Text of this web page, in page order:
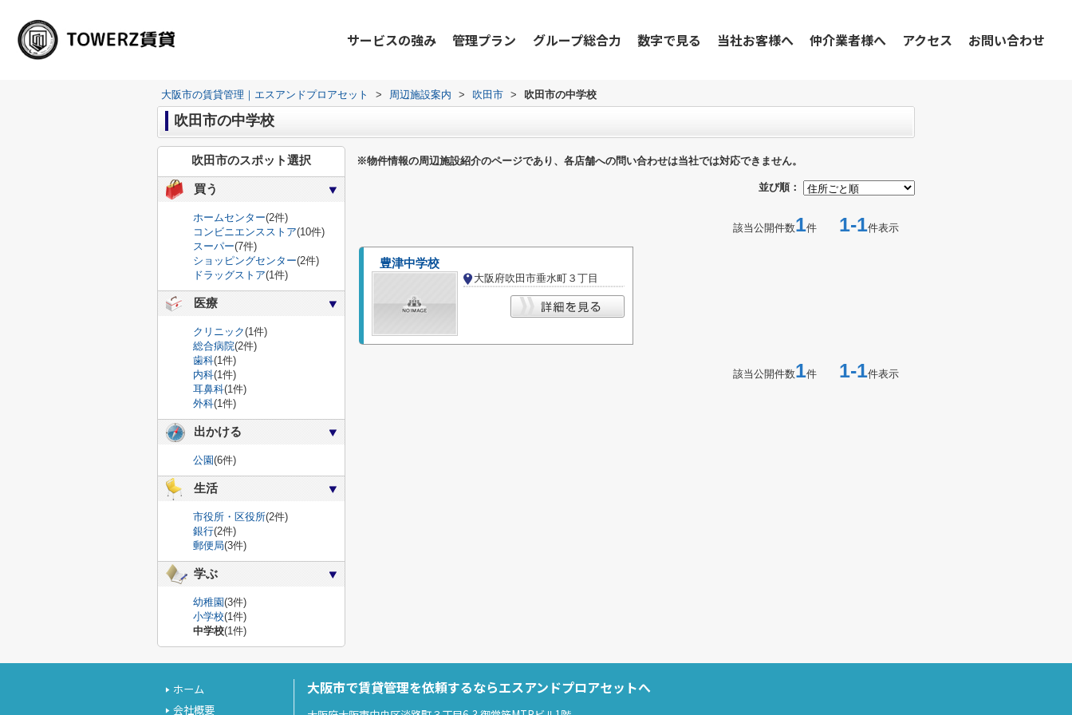
サービスの強み 管理プラン グループ総合力 数字で見る 当社お客様へ 仲介業者様へ アクセス お問い合わせ
大阪市の賃貸管理｜エスアンドプロアセット > 周辺施設案内 > 吹田市 > 吹田市の中学校
吹田市の中学校
※物件情報の周辺施設紹介のページであり、各店舗への問い合わせは当社では対応できません。
並び順：
該当公開件数1件 1-1件表示
豊津中学校
大阪府吹田市垂水町３丁目
該当公開件数1件 1-1件表示
吹田市のスポット選択
買う
ホームセンター(2件)
コンビニエンスストア(10件)
スーパー(7件)
ショッピングセンター(2件)
ドラッグストア(1件)
医療
クリニック(1件)
総合病院(2件)
歯科(1件)
内科(1件)
耳鼻科(1件)
外科(1件)
出かける
公園(6件)
生活
市役所・区役所(2件)
銀行(2件)
郵便局(3件)
学ぶ
幼稚園(3件)
小学校(1件)
中学校(1件)
ホーム
会社概要
大阪市で賃貸管理を依頼するならエスアンドプロアセットへ